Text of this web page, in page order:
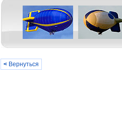
<Вернуться